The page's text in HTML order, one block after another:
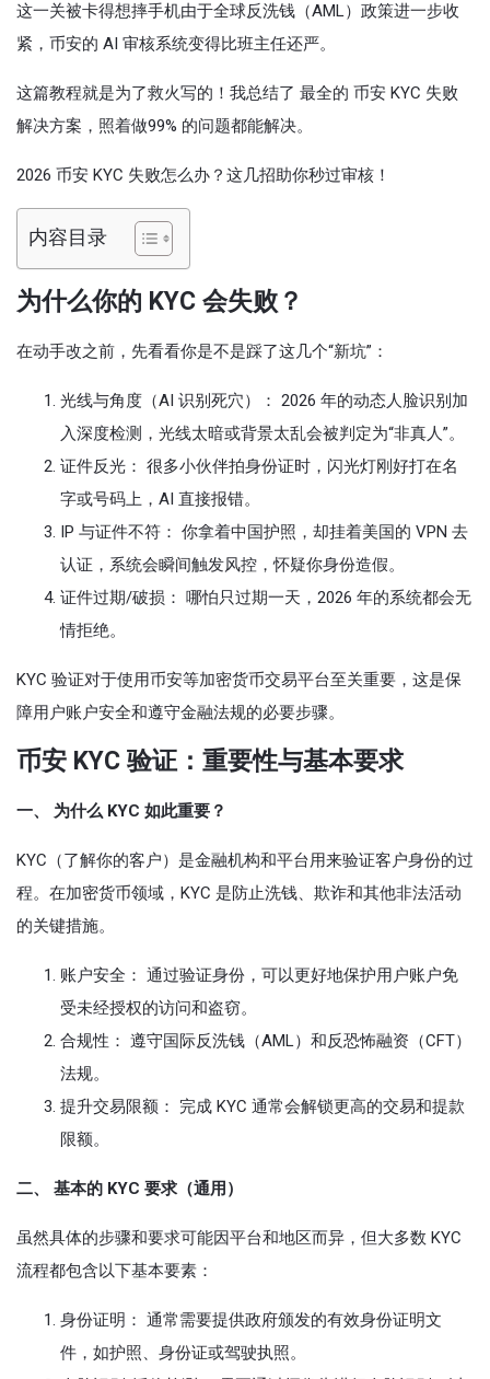
这一关被卡得想摔手机由于全球反洗钱（AML）政策进一步收
紧，币安的 AI 审核系统变得比班主任还严。
这篇教程就是为了救火写的！我总结了 最全的 币安 KYC 失败
解决方案，照着做99% 的问题都能解决。
2026 币安 KYC 失败怎么办？这几招助你秒过审核！
内容目录
为什么你的 KYC 会失败？
在动手改之前，先看看你是不是踩了这几个“新坑”：
光线与角度（AI 识别死穴）： 2026 年的动态人脸识别加
入深度检测，光线太暗或背景太乱会被判定为“非真人”。
证件反光： 很多小伙伴拍身份证时，闪光灯刚好打在名
字或号码上，AI 直接报错。
IP 与证件不符： 你拿着中国护照，却挂着美国的 VPN 去
认证，系统会瞬间触发风控，怀疑你身份造假。
证件过期/破损： 哪怕只过期一天，2026 年的系统都会无
情拒绝。
KYC 验证对于使用币安等加密货币交易平台至关重要，这是保
障用户账户安全和遵守金融法规的必要步骤。
币安 KYC 验证：重要性与基本要求
一、 为什么 KYC 如此重要？
KYC（了解你的客户）是金融机构和平台用来验证客户身份的过
程。在加密货币领域，KYC 是防止洗钱、欺诈和其他非法活动
的关键措施。
账户安全： 通过验证身份，可以更好地保护用户账户免
受未经授权的访问和盗窃。
合规性： 遵守国际反洗钱（AML）和反恐怖融资（CFT）
法规。
提升交易限额： 完成 KYC 通常会解锁更高的交易和提款
限额。
二、 基本的 KYC 要求（通用）
虽然具体的步骤和要求可能因平台和地区而异，但大多数 KYC
流程都包含以下基本要素：
身份证明： 通常需要提供政府颁发的有效身份证明文
件，如护照、身份证或驾驶执照。